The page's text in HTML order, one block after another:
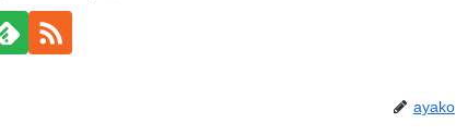
ayako